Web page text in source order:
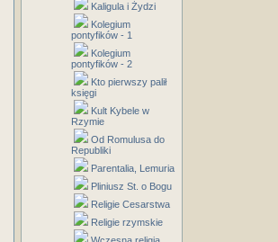
Kaligula i Żydzi
Kolegium
pontyfików - 1
Kolegium
pontyfików - 2
Kto pierwszy palił
księgi
Kult Kybele w
Rzymie
Od Romulusa do
Republiki
Parentalia, Lemuria
Pliniusz St. o Bogu
Religie Cesarstwa
Religie rzymskie